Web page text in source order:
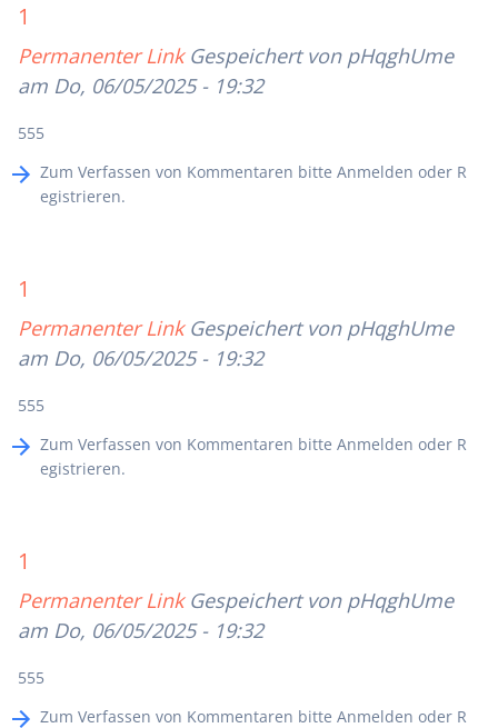
1
Permanenter Link Gespeichert von pHqghUme
am Do, 06/05/2025 - 19:32
555
Zum Verfassen von Kommentaren bitte Anmelden oder R
egistrieren.
1
Permanenter Link Gespeichert von pHqghUme
am Do, 06/05/2025 - 19:32
555
Zum Verfassen von Kommentaren bitte Anmelden oder R
egistrieren.
1
Permanenter Link Gespeichert von pHqghUme
am Do, 06/05/2025 - 19:32
555
Zum Verfassen von Kommentaren bitte Anmelden oder R